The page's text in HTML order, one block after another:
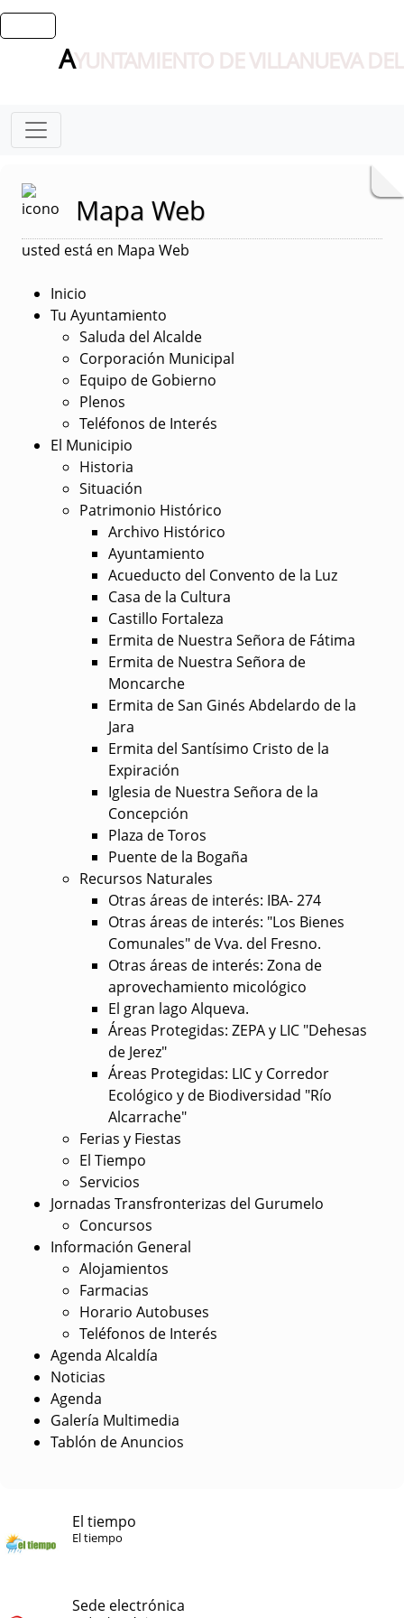
AYUNTAMIENTO DE VILLANUEVA
Mapa Web
usted está en Mapa Web
Inicio
Tu Ayuntamiento
Saluda del Alcalde
Corporación Municipal
Equipo de Gobierno
Plenos
Teléfonos de Interés
El Municipio
Historia
Situación
Patrimonio Histórico
Archivo Histórico
Ayuntamiento
Acueducto del Convento de la Luz
Casa de la Cultura
Castillo Fortaleza
Ermita de Nuestra Señora de Fátima
Ermita de Nuestra Señora de
Moncarche
Ermita de San Ginés Abdelardo de la
Jara
Ermita del Santísimo Cristo de la
Expiración
Iglesia de Nuestra Señora de la
Concepción
Plaza de Toros
Puente de la Bogaña
Recursos Naturales
Otras áreas de interés: IBA- 274
Otras áreas de interés: "Los Bienes
Comunales" de Vva. del Fresno.
Otras áreas de interés: Zona de
aprovechamiento micológico
El gran lago Alqueva.
Áreas Protegidas: ZEPA y LIC "Dehesas
de Jerez"
Áreas Protegidas: LIC y Corredor
Ecológico y de Biodiversidad "Río
Alcarrache"
Ferias y Fiestas
El Tiempo
Servicios
Jornadas Transfronterizas del Gurumelo
Concursos
Información General
Alojamientos
Farmacias
Horario Autobuses
Teléfonos de Interés
Agenda Alcaldía
Noticias
Agenda
Galería Multimedia
Tablón de Anuncios
El tiempo
El tiempo
Sede electrónica